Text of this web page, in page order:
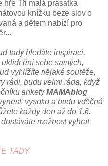
hře Tři malá prasátka
knížku beze slov o
a dětem nabízí pro
tady hledáte inspiraci,
sebe samých,
vyhlížíte nějaké soutěže,
rádi, budu velmi ráda, když
anketyMAMAblog
vysoko a budu vděčná
každý den až do 1.6.
možnost vyhrát
TADY